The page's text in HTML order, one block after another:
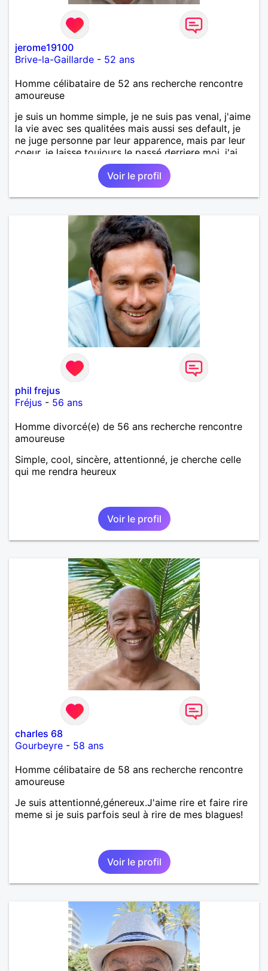
jerome19100
Brive-la-Gaillarde - 52 ans
Homme célibataire de 52 ans recherche rencontre
amoureuse
je suis un homme simple, je ne suis pas venal, j'aime
la vie avec ses qualitées mais aussi ses default, je
ne juge personne par leur apparence, mais par leur
coeur, je laisse toujours le passé derriere moi, j'ai
regarder devant ne soyer pas timide je ne mort pas
Voir le profil
phil frejus
Fréjus - 56 ans
Homme divorcé(e) de 56 ans recherche rencontre
amoureuse
Simple, cool, sincère, attentionné, je cherche celle
qui me rendra heureux
Voir le profil
charles 68
Gourbeyre - 58 ans
Homme célibataire de 58 ans recherche rencontre
amoureuse
Je suis attentionné,génereux.J'aime rire et faire rire
meme si je suis parfois seul à rire de mes blagues!
Voir le profil